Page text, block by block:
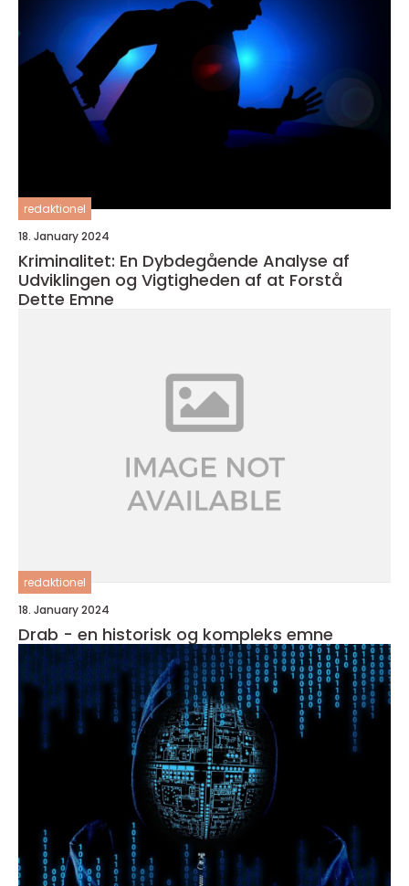
redaktionel
18. January 2024
Kriminalitet: En Dybdegående Analyse af
Udviklingen og Vigtigheden af at Forstå
Dette Emne
redaktionel
18. January 2024
Drab - en historisk og kompleks emne